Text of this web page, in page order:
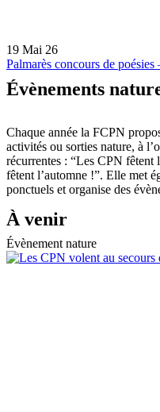
19 Mai 26
Palmarès concours de
Évènements
Chaque année la FCPN
activités ou sorties nature, à
récurrentes : “Les CPN fêtent
fêtent l’automne !”. Elle met
ponctuels et organise des
À venir
Évènement nature